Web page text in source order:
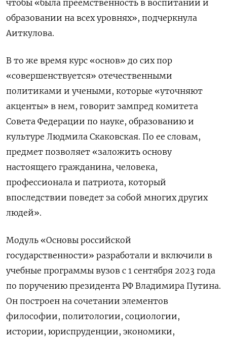
чтобы «была преемственность в воспитании и
образовании на всех уровнях», подчеркнула
Аиткулова.
В то же время курс «основ» до сих пор
«совершенствуется» отечественными
политиками и учеными, которые «уточняют
акценты» в нем, говорит зампред комитета
Совета Федерации по науке, образованию и
культуре Людмила Скаковская. По ее словам,
предмет позволяет «заложить основу
настоящего гражданина, человека,
профессионала и патриота, который
впоследствии поведет за собой многих других
людей».
Модуль «Основы российской
государственности» разработали и включили в
учебные программы вузов с 1 сентября 2023 года
по поручению президента РФ Владимира Путина.
Он построен на сочетании элементов
философии, политологии, социологии,
истории, юриспруденции, экономики,